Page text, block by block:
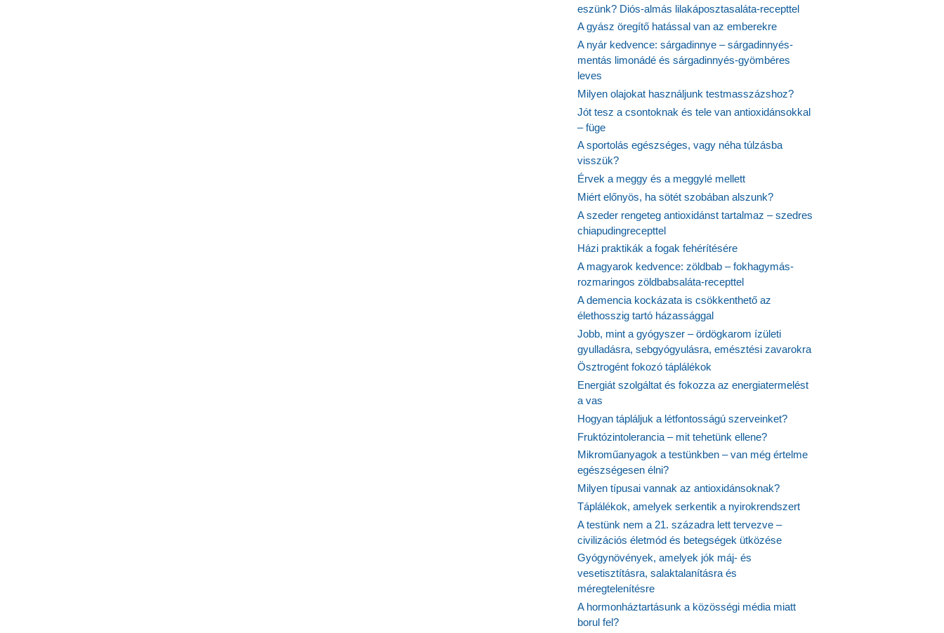
eszünk? Diós-almás lilakáposztasaláta-recepttel
A gyász öregítő hatással van az emberekre
A nyár kedvence: sárgadinnye – sárgadinnyés-
mentás limonádé és sárgadinnyés-gyömbéres
leves
Milyen olajokat használjunk testmasszázshoz?
Jót tesz a csontoknak és tele van antioxidánsokkal
– füge
A sportolás egészséges, vagy néha túlzásba
visszük?
Érvek a meggy és a meggylé mellett
Miért előnyös, ha sötét szobában alszunk?
A szeder rengeteg antioxidánst tartalmaz – szedres
chiapudingrecepttel
Házi praktikák a fogak fehérítésére
A magyarok kedvence: zöldbab – fokhagymás-
rozmaringos zöldbabsaláta-recepttel
A demencia kockázata is csökkenthető az
élethosszig tartó házassággal
Jobb, mint a gyógyszer – ördögkarom ízületi
gyulladásra, sebgyógyulásra, emésztési zavarokra
Ösztrogént fokozó táplálékok
Energiát szolgáltat és fokozza az energiatermelést
a vas
Hogyan tápláljuk a létfontosságú szerveinket?
Fruktózintolerancia – mit tehetünk ellene?
Mikroműanyagok a testünkben – van még értelme
egészségesen élni?
Milyen típusai vannak az antioxidánsoknak?
Táplálékok, amelyek serkentik a nyirokrendszert
A testünk nem a 21. századra lett tervezve –
civilizációs életmód és betegségek ütközése
Gyógynövények, amelyek jók máj- és
vesetisztításra, salaktalanításra és
méregtelenítésre
A hormonháztartásunk a közösségi média miatt
borul fel?